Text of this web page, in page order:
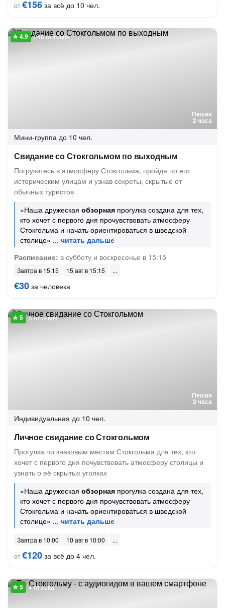
от€156 за всё до 10 чел.
Пешая
2 часа
248 отзывов
Мини-группа до 10 чел.
Свидание со Стокгольмом по выходным
Погрузитесь в атмосферу Стокгольма, пройдя по его
историческим улицам и узнав секреты, скрытые от
обычных туристов
«Наша дружеская обзорная прогулка создана для тех,
кто хочет с первого дня прочувствовать атмосферу
Стокгольма и начать ориентироваться в шведской
столице»
Расписание: в субботу и воскресенье в 15:15
Завтра в 15:15 15 авг в 15:15
€30 за человека
Пешая
2 часа
5 отзывов
Индивидуальная до 10 чел.
Личное свидание со Стокгольмом
Прогулка по знаковым местам Стокгольма для тех, кто
хочет с первого дня почувствовать атмосферу столицы и
узнать о её скрытых уголках
«Наша дружеская обзорная прогулка создана для тех,
кто хочет с первого дня прочувствовать атмосферу
Стокгольма и начать ориентироваться в шведской
столице»
Завтра в 10:00
10 авг в 10:00
от€120 за всё до 4 чел.
4 отзыва